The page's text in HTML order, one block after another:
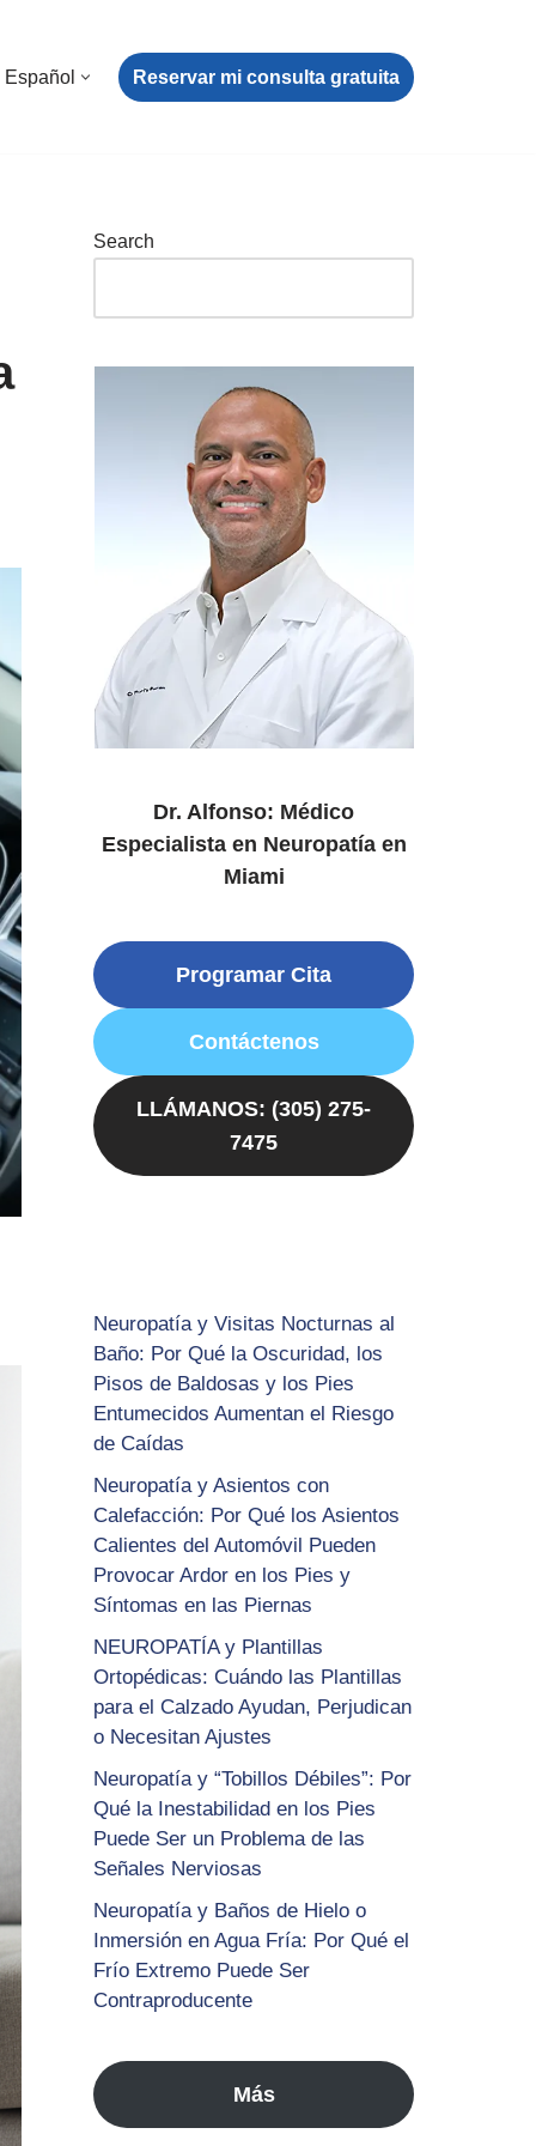
Español Reservar mi consulta gratuita
Search
Dr. Alfonso: Médico
Especialista en Neuropatía en
Miami
Programar Cita
Contáctenos
LLÁMANOS: (305) 275-
7475
Neuropatía y Visitas Nocturnas al
Baño: Por Qué la Oscuridad, los
Pisos de Baldosas y los Pies
Entumecidos Aumentan el Riesgo
de Caídas
Neuropatía y Asientos con
Calefacción: Por Qué los Asientos
Calientes del Automóvil Pueden
Provocar Ardor en los Pies y
Síntomas en las Piernas
NEUROPATÍA y Plantillas
Ortopédicas: Cuándo las Plantillas
para el Calzado Ayudan, Perjudican
o Necesitan Ajustes
Neuropatía y “Tobillos Débiles”: Por
Qué la Inestabilidad en los Pies
Puede Ser un Problema de las
Señales Nerviosas
Neuropatía y Baños de Hielo o
Inmersión en Agua Fría: Por Qué el
Frío Extremo Puede Ser
Contraproducente
Más